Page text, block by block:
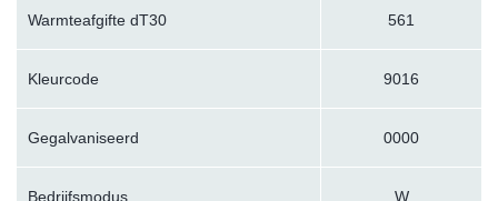
Warmteafgifte dT30 561
Kleurcode 9016
Gegalvaniseerd 0000
Bedrijfsmodus W